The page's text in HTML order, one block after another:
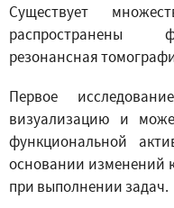
Существует
распространены
резонансная
Первое
визуализацию и
функциональной
основании изменений
при выполнении задач.